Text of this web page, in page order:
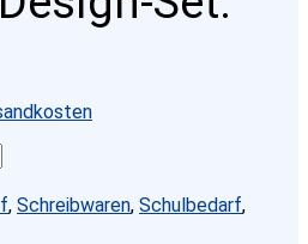
, Schreibwaren, Schulbedarf,